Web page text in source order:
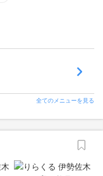
全てのメニューを見る